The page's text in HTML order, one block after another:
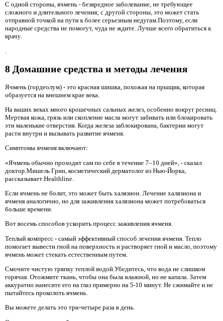
С одной стороны, ячмень - безвредное заболевание, не требующее
сложного и длительного лечения; с другой стороны, это может стать
отправной точкой на пути к более серьезным недугам.Поэтому, если
народные средства не помогут, чуда не ждите. Лучше всего обратиться к
врачу.
8 Домашние средства и методы лечения
Ячмень (гордеолум) - это красная шишка, похожая на прыщик, которая
образуется на внешнем крае века.
На ваших веках много крошечных сальных желез, особенно вокруг ресниц.
Мертвая кожа, грязь или скопление масла могут забивать или блокировать
эти маленькие отверстия. Когда железа заблокирована, бактерии могут
расти внутри и вызывать развитие ячменя.
Симптомы ячменя включают:
«Ячмень обычно проходит сам по себе в течение 7–10 дней», - сказал
доктор.Мишель Грин, косметический дерматолог из Нью-Йорка,
рассказывает Healthline.
Если ячмень не болит, это может быть халязион. Лечение халязиона и
ячменя аналогично, но для заживления халязиона может потребоваться
больше времени.
Вот восемь способов ускорить процесс заживления ячменя.
Теплый компресс - самый эффективный способ лечения ячменя. Тепло
помогает вывести гной на поверхность и растворяет гной и масло, поэтому
ячмень может стекать естественным путем.
Смочите чистую тряпку теплой водой.Убедитесь, что вода не слишком
горячая. Отожмите ткань, чтобы она была влажной, но не капала. Затем
аккуратно нанесите его на глаз примерно на 5-10 минут. Не сжимайте и не
пытайтесь проколоть ячмень.
Вы можете делать это три-четыре раза в день.